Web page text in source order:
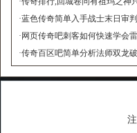
·蓝色传奇简单入手战士末日审判
· 网页传奇吧刺客如何快速学会
·传奇百区吧简单分析法师双龙破